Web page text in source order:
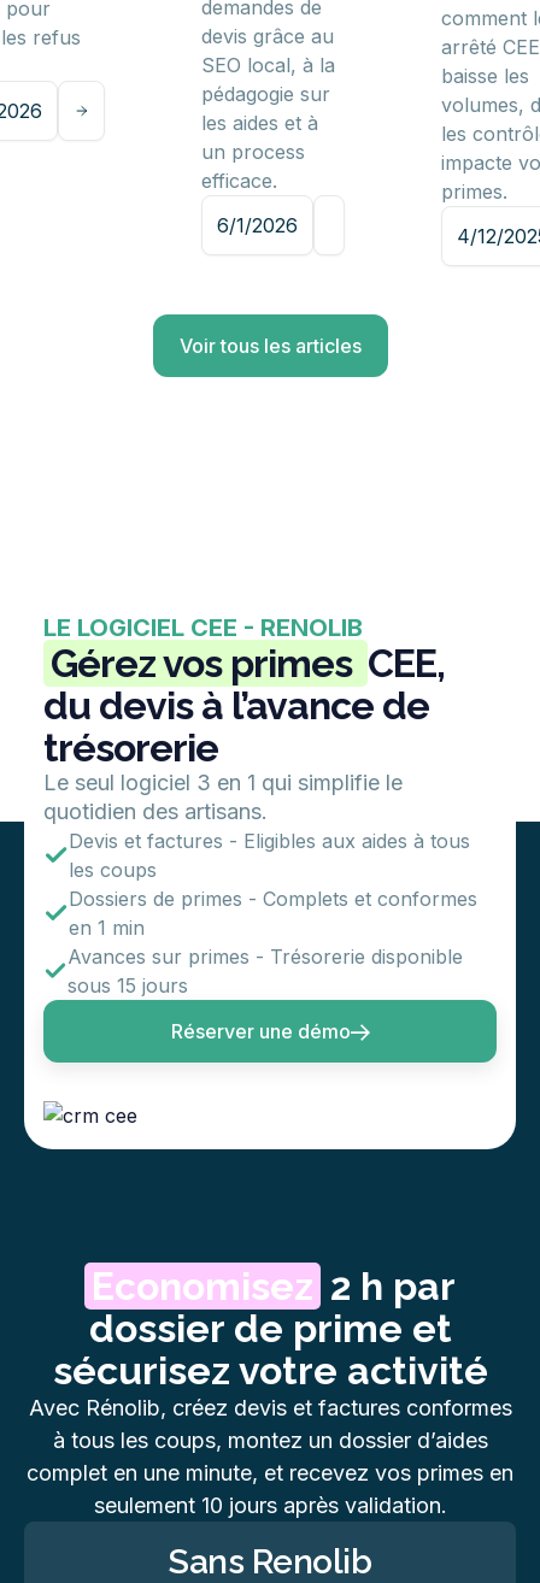
pour
refus
demandes de
devis grâce au
SEO local, à la
pédagogie sur
les aides et à
un process
efficace.
6/1/2026
comment
arrêté CEE
baisse les
volumes,
les
impacte
primes.
4/12/
Voir tous les articles
LE LOGICIEL CEE - RENOLIB
Gérez vos primes CEE,
du devis à l’avance de
trésorerie
Le seul logiciel 3 en 1 qui simplifie le
quotidien des artisans.
Devis et factures - Eligibles aux aides à tous
les coups
Dossiers de primes - Complets et conformes
en 1 min
Avances sur primes - Trésorerie disponible
sous 15 jours
Réserver une démo
Economisez 2 h par
dossier de prime et
sécurisez votre activité
Avec Rénolib, créez devis et factures conformes
à tous les coups, montez un dossier d’aides
complet en une minute, et recevez vos primes en
seulement 10 jours après validation.
Sans Renolib